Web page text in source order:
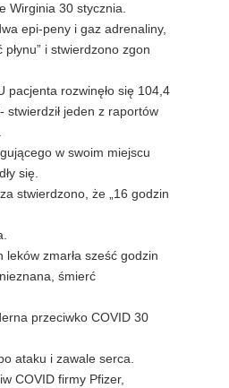
Wirginia 30 stycznia.
epi-peny i gaz adrenaliny,
i stwierdzono zgon
pacjenta rozwinęło się 104,4
stwierdził jeden z raportów
w swoim miejscu
się.
stwierdzono, że „16 godzin
zmarła sześć godzin
śmierć
przeciwko COVID 30
ataku i zawale serca.
COVID firmy Pfizer,